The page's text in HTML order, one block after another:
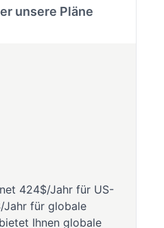
unsere Pläne
424$/Jahr für US-
Jahr für globale
Ihnen globale